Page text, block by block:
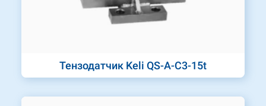
Тензодатчик Keli QS-A-C3-15t